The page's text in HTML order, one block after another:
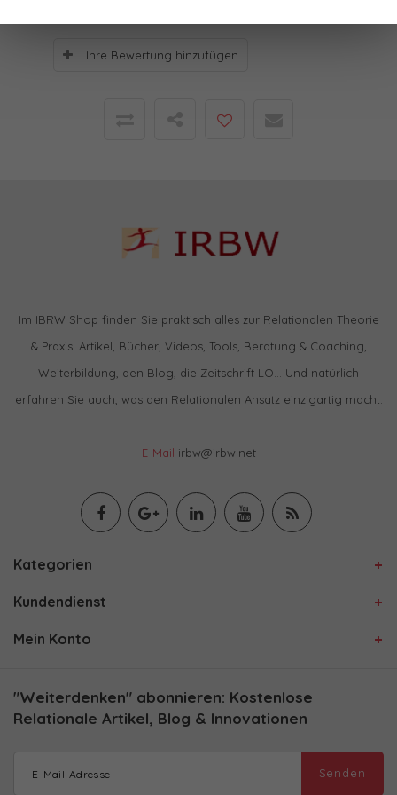
Ihre Bewertung hinzufügen
Im IBRW Shop finden Sie praktisch alles zur Relationalen Theorie
& Praxis: Artikel, Bücher, Videos, Tools, Beratung & Coaching,
Weiterbildung, den Blog, die Zeitschrift LO… Und natürlich
erfahren Sie auch, was den Relationalen Ansatz einzigartig macht.
E-Mail irbw@irbw.net
Kategorien
Kundendienst
Mein Konto
"Weiterdenken" abonnieren: Kostenlose
Relationale Artikel, Blog & Innovationen
Senden